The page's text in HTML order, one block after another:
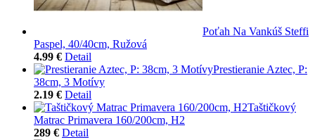
Poťah Na Vankúš Steffi
Paspel, 40/40cm, Ružová
4.99 € Detail
Prestieranie Aztec, P:
38cm, 3 Motívy
2.19 € Detail
Taštičkový
Matrac Primavera 160/200cm, H2
289 € Detail